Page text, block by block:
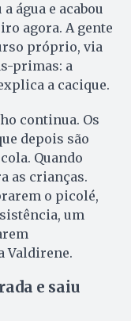
água e acabou
agora. A gente
próprio, via
primas: a
a cacique.
continua. Os
depois são
Quando
as crianças.
o picolé,
um
Valdirene.
e saiu